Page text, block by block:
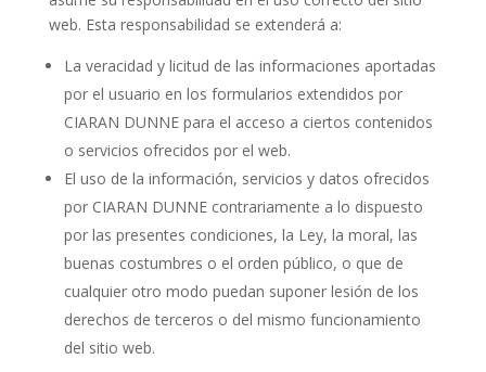
web. Esta responsabilidad se extenderá a:
La veracidad y licitud de las informaciones aportadas
por el usuario en los formularios extendidos por
CIARAN DUNNE para el acceso a ciertos contenidos
o servicios ofrecidos por el web.
El uso de la información, servicios y datos ofrecidos
por CIARAN DUNNE contrariamente a lo dispuesto
por las presentes condiciones, la Ley, la moral, las
buenas costumbres o el orden público, o que de
cualquier otro modo puedan suponer lesión de los
derechos de terceros o del mismo funcionamiento
del sitio web.